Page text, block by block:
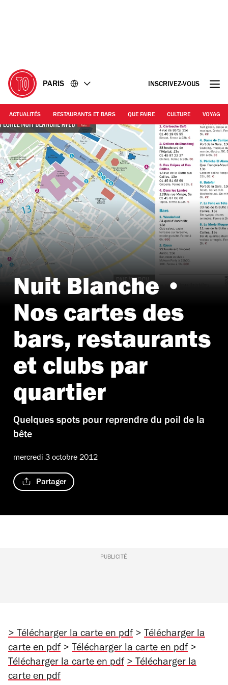
PARIS INSCRIVEZ-VOUS
ACTUALITÉS RESTAURANTS ET BARS QUE FAIRE CULTURE VOYAGE
Nuit Blanche •
Nos cartes des
bars, restaurants
et clubs par
quartier
Quelques spots pour reprendre du poil de la
bête
mercredi 3 octobre 2012
Partager
PUBLICITÉ
> Télécharger la carte en pdf > Télécharger la
carte en pdf > Télécharger la carte en pdf >
Télécharger la carte en pdf > Télécharger la
carte en pdf